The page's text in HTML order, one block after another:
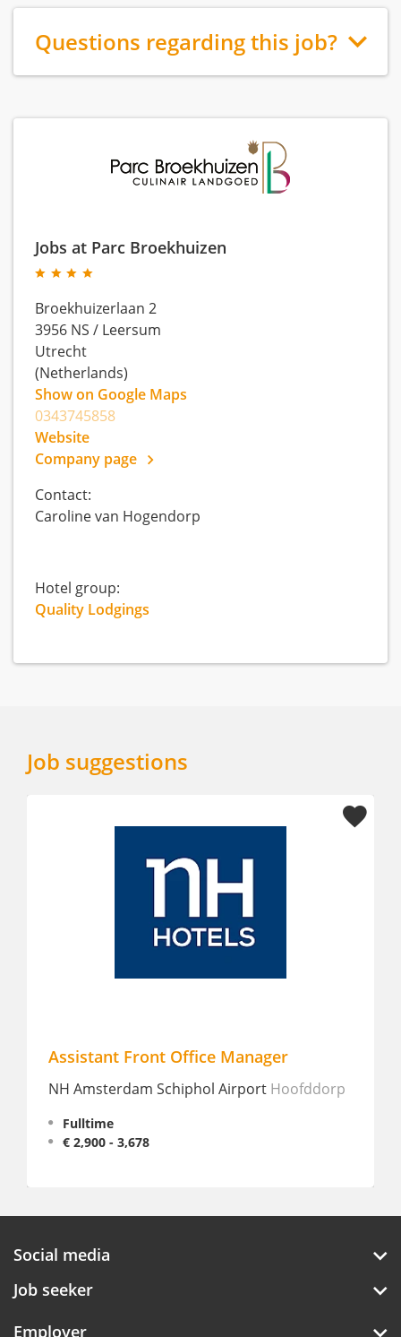
Questions regarding this job?
Jobs at Parc Broekhuizen
Broekhuizerlaan 2
3956 NS / Leersum
Utrecht
(Netherlands)
Show on Google Maps
0343745858
Website
Company page
Contact:
Caroline van Hogendorp
Hotel group:
Quality Lodgings
Job suggestions
Assistant Front Office Manager
NH Amsterdam Schiphol AirportHoofddorp
Fulltime
€ 2,900 - 3,678
Social media
Job seeker